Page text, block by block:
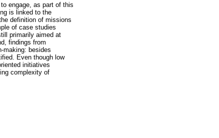
engage, as part of this
is linked to the
definition of missions
of case studies
primarily aimed at
findings from
making: besides
Even though low
initiatives
complexity of